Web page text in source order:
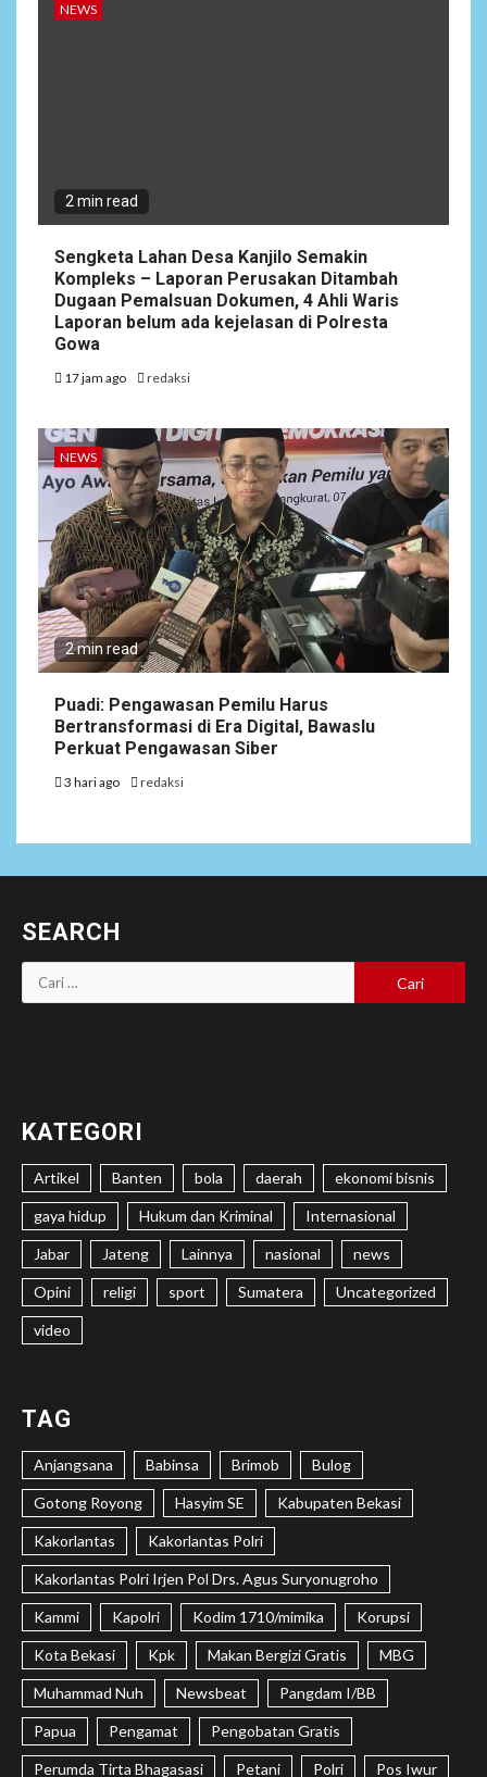
NEWS
2 min read
Sengketa Lahan Desa Kanjilo Semakin
Kompleks – Laporan Perusakan Ditambah
Dugaan Pemalsuan Dokumen, 4 Ahli Waris
Laporan belum ada kejelasan di Polresta
Gowa
17 jam ago redaksi
NEWS
2 min read
Puadi: Pengawasan Pemilu Harus
Bertransformasi di Era Digital, Bawaslu
Perkuat Pengawasan Siber
3 hari ago redaksi
SEARCH
Cari
untuk:
KATEGORI
Artikel Banten bola daerah ekonomi bisnis
gaya hidup Hukum dan Kriminal Internasional
Jabar Jateng Lainnya nasional news
Opini religi sport Sumatera Uncategorized
video
TAG
Anjangsana Babinsa Brimob Bulog
Gotong Royong Hasyim SE Kabupaten Bekasi
Kakorlantas Kakorlantas Polri
Kakorlantas Polri Irjen Pol Drs. Agus Suryonugroho
Kammi Kapolri Kodim 1710/mimika Korupsi
Kota Bekasi Kpk Makan Bergizi Gratis MBG
Muhammad Nuh Newsbeat Pangdam I/BB
Papua Pengamat Pengobatan Gratis
Perumda Tirta Bhagasasi Petani Polri Pos Iwur